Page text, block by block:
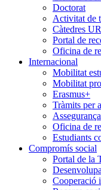
Doctorat
Activitat de
Càtedres
Portal de
Oficina de
Internacional
Mobilitat
Mobilitat
Erasmus+
Tràmits per
Assegurança
Oficina de
Estudiants
Compromís social
Portal de la
Cooperació